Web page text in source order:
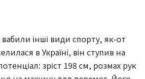
інші види спорту, як-от
в Україні, він ступив на
зріст 198 см, розмах рук